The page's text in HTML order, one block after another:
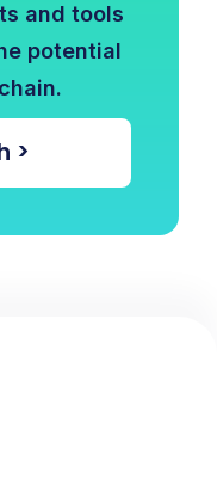
and tools
potential
>